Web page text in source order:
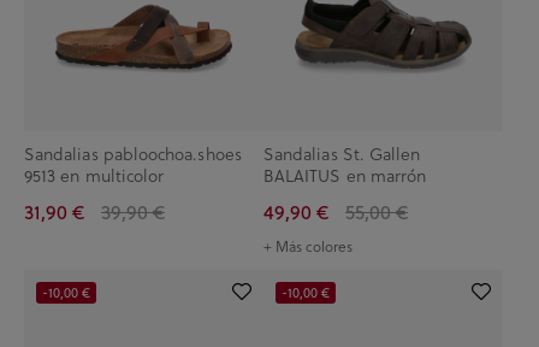
Sandalias pabloochoa.shoes
9513 en multicolor
31,90 € 39,90 €
Sandalias St. Gallen
BALAITUS en marrón
49,90 € 55,00 €
+ Más colores
-10,00 € -10,00 €